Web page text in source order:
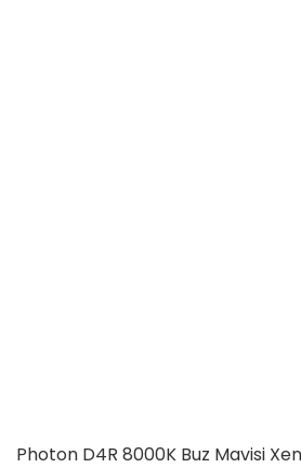
Photon D4R 8000K Buz Mavisi